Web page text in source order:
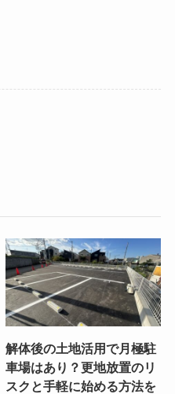
解体後の土地活用で月極駐
車場はあり？更地放置のリ
スクと手軽に始める方法を